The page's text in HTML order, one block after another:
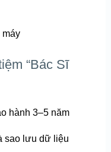
máy
“Bác Sĩ
hành 3–5 năm
sao lưu dữ liệu